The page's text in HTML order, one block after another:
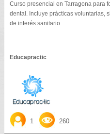
Curso presencial en Tarragona para
dental. Incluye prácticas voluntarias,
de interés sanitario.
Educapractic
1 260